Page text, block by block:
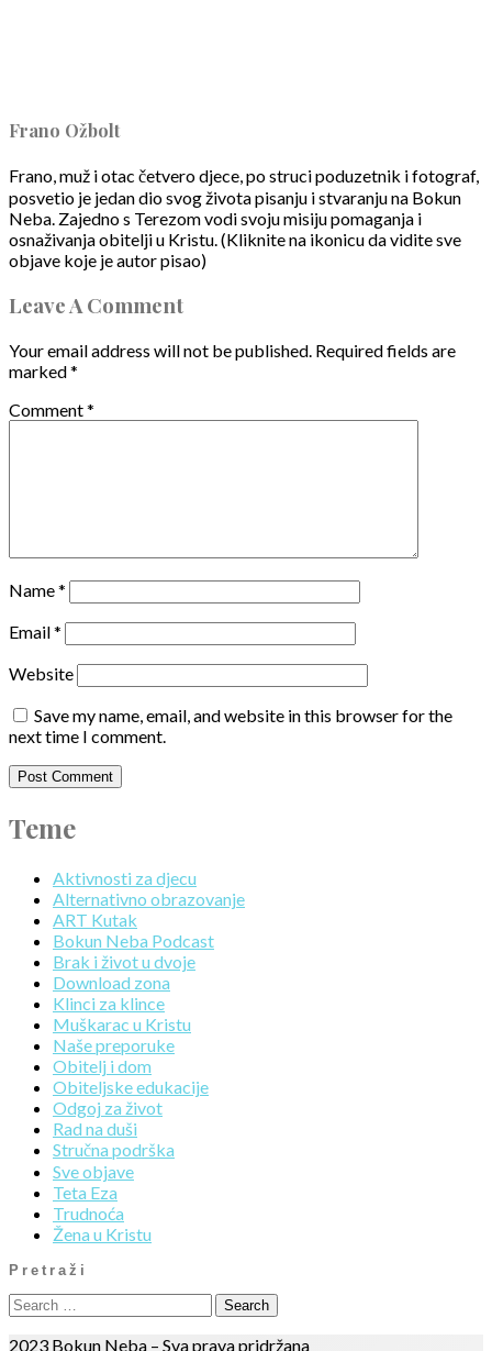
Frano Ožbolt
Frano, muž i otac četvero djece, po struci poduzetnik i fotograf,
posvetio je jedan dio svog života pisanju i stvaranju na Bokun
Neba. Zajedno s Terezom vodi svoju misiju pomaganja i
osnaživanja obitelji u Kristu. (Kliknite na ikonicu da vidite sve
objave koje je autor pisao)
Leave A Comment
Your email address will not be published. Required fields are
marked*
Comment*
Name*
Email*
Website
Save my name, email, and website in this browser for the
next time I comment.
Teme
Aktivnosti za djecu
Alternativno obrazovanje
ART Kutak
Bokun Neba Podcast
Brak i život u dvoje
Download zona
Klinci za klince
Muškarac u Kristu
Naše preporuke
Obitelj i dom
Obiteljske edukacije
Odgoj za život
Rad na duši
Stručna podrška
Sve objave
Teta Eza
Trudnoća
Žena u Kristu
Pretraži
2023 Bokun Neba – Sva prava pridržana